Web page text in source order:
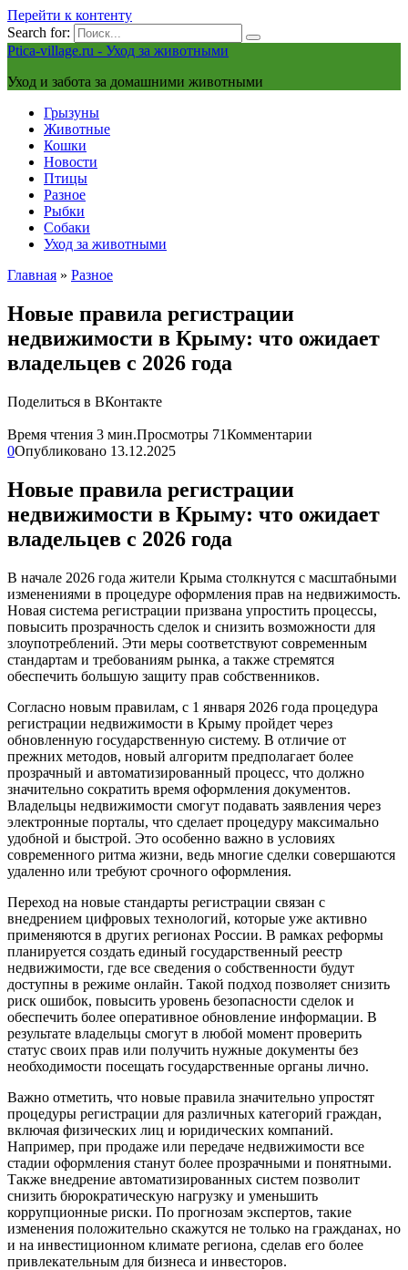
Перейти к контенту
Search for:
Ptica-village.ru - Уход за животными
Уход и забота за домашними животными
Грызуны
Животные
Кошки
Новости
Птицы
Разное
Рыбки
Собаки
Уход за животными
Главная » Разное
Новые правила регистрации
недвижимости в Крыму: что ожидает
владельцев с 2026 года
Поделиться в ВКонтакте
Время чтения 3 мин.Просмотры 71Комментарии
0Опубликовано 13.12.2025
Новые правила регистрации
недвижимости в Крыму: что ожидает
владельцев с 2026 года
В начале 2026 года жители Крыма столкнутся с масштабными
изменениями в процедуре оформления прав на недвижимость.
Новая система регистрации призвана упростить процессы,
повысить прозрачность сделок и снизить возможности для
злоупотреблений. Эти меры соответствуют современным
стандартам и требованиям рынка, а также стремятся
обеспечить большую защиту прав собственников.
Согласно новым правилам, с 1 января 2026 года процедура
регистрации недвижимости в Крыму пройдет через
обновленную государственную систему. В отличие от
прежних методов, новый алгоритм предполагает более
прозрачный и автоматизированный процесс, что должно
значительно сократить время оформления документов.
Владельцы недвижимости смогут подавать заявления через
электронные порталы, что сделает процедуру максимально
удобной и быстрой. Это особенно важно в условиях
современного ритма жизни, ведь многие сделки совершаются
удаленно или требуют срочного оформления.
Переход на новые стандарты регистрации связан с
внедрением цифровых технологий, которые уже активно
применяются в других регионах России. В рамках реформы
планируется создать единый государственный реестр
недвижимости, где все сведения о собственности будут
доступны в режиме онлайн. Такой подход позволяет снизить
риск ошибок, повысить уровень безопасности сделок и
обеспечить более оперативное обновление информации. В
результате владельцы смогут в любой момент проверить
статус своих прав или получить нужные документы без
необходимости посещать государственные органы лично.
Важно отметить, что новые правила значительно упростят
процедуры регистрации для различных категорий граждан,
включая физических лиц и юридических компаний.
Например, при продаже или передаче недвижимости все
стадии оформления станут более прозрачными и понятными.
Также внедрение автоматизированных систем позволит
снизить бюрократическую нагрузку и уменьшить
коррупционные риски. По прогнозам экспертов, такие
изменения положительно скажутся не только на гражданах, но
и на инвестиционном климате региона, сделав его более
привлекательным для бизнеса и инвесторов.